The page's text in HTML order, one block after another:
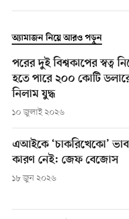
অ্যামাজন নিয়ে আরও পড়ুন
পরের দুই বিশ্বকাপের স্বত্ব
হতে পারে ২০০ কোটি
নিলাম যুদ্ধ
১০ জুলাই ২০২৬
এআইকে ‘চাকরিখেকো’
কারণ নেই: জেফ বেজোস
১৮ জুন ২০২৬